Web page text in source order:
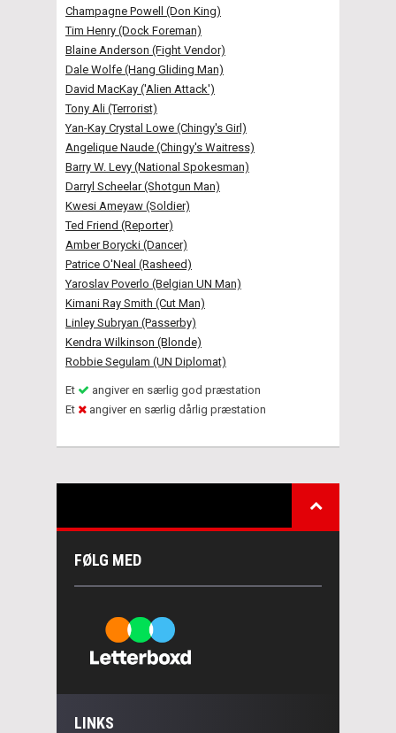
Champagne Powell (Don King)
Tim Henry (Dock Foreman)
Blaine Anderson (Fight Vendor)
Dale Wolfe (Hang Gliding Man)
David MacKay ('Alien Attack')
Tony Ali (Terrorist)
Yan-Kay Crystal Lowe (Chingy's Girl)
Angelique Naude (Chingy's Waitress)
Barry W. Levy (National Spokesman)
Darryl Scheelar (Shotgun Man)
Kwesi Ameyaw (Soldier)
Ted Friend (Reporter)
Amber Borycki (Dancer)
Patrice O'Neal (Rasheed)
Yaroslav Poverlo (Belgian UN Man)
Kimani Ray Smith (Cut Man)
Linley Subryan (Passerby)
Kendra Wilkinson (Blonde)
Robbie Segulam (UN Diplomat)
Et
angiver en særlig god præstation
Et
angiver en særlig dårlig præstation
FØLG MED
LINKS